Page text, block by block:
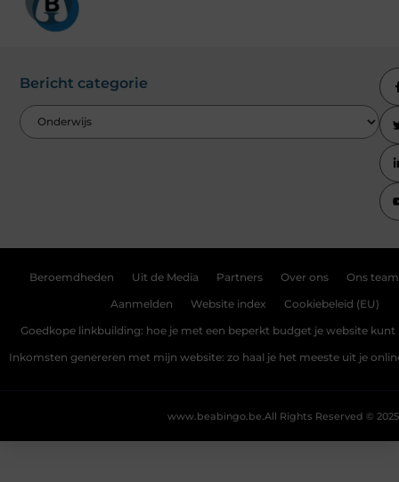
Bericht categorie
Beroemdheden Uit de Media Partners Over ons Ons team
Aanmelden Website index Cookiebeleid (EU)
Goedkope linkbuilding: hoe je met een beperkt budget je website kunt
Inkomsten genereren met mijn website: zo haal je het meeste uit je
All Rights Reserved © 2025
www.beabingo.be.